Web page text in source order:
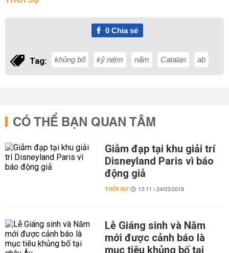
0Chia sẻ
Tag: khủng bố kỷ niệm nấm Catalan ab
CÓ THỂ BẠN QUAN TÂM
Giẫm đạp tại khu giải trí
Disneyland Paris vì báo
động giả
THỜI SỰ 13:11 | 24/03/2019
Lễ Giáng sinh và Năm
mới được cảnh báo là
mục tiêu khủng bố tại